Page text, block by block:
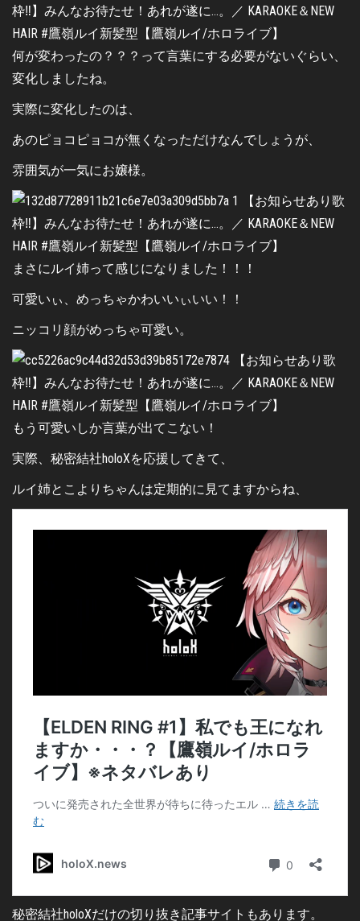
何が変わったの？？？って言葉にする必要がないぐらい、
変化しましたね。
実際に変化したのは、
あのピョコピョコが無くなっただけなんでしょうが、
雰囲気が一気にお嬢様。
まさにルイ姉って感じになりました！！！
可愛いぃ、めっちゃかわいいぃいい！！
ニッコリ顔がめっちゃ可愛い。
もう可愛いしか言葉が出てこない！
実際、秘密結社holoXを応援してきて、
ルイ姉とこよりちゃんは定期的に見てますからね、
秘密結社holoXだけの切り抜き記事サイトもあります。